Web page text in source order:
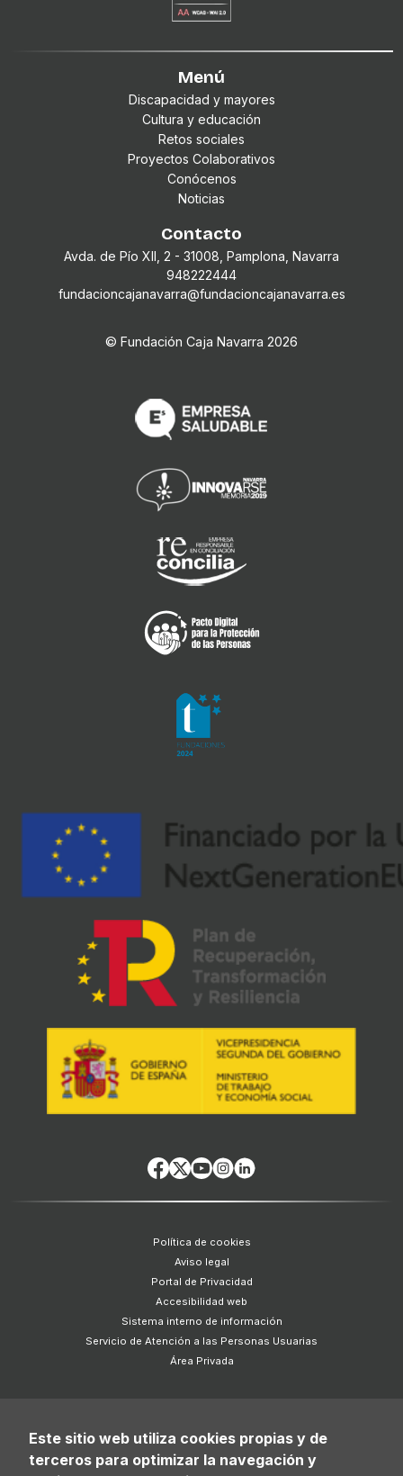
Este sitio web utiliza cookies propias y de
terceros para optimizar la navegación y
Menú
Discapacidad y mayores
Cultura y educación
Retos sociales
Proyectos Colaborativos
Conócenos
Noticias
Contacto
Avda. de Pío XII, 2 - 31008, Pamplona, Navarra
948222444
fundacioncajanavarra@fundacioncajanavarra.es
© Fundación Caja Navarra 2026
Política de cookies
Aviso legal
Portal de Privacidad
Accesibilidad web
Sistema interno de información
Servicio de Atención a las Personas Usuarias
Área Privada